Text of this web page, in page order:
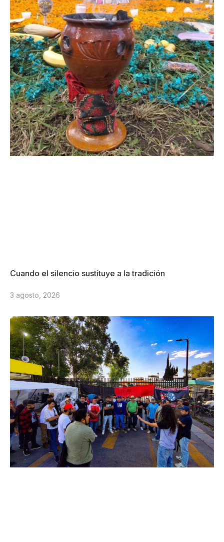
Cuando el silencio sustituye a la tradición
3 agosto, 2026